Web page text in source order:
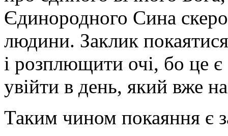
Єдинородного Сина
людини. Заклик
і розплющити очі, бо це
увійти в день, який вже
Таким чином покаяння є